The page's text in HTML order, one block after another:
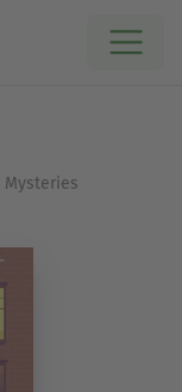
Mysteries